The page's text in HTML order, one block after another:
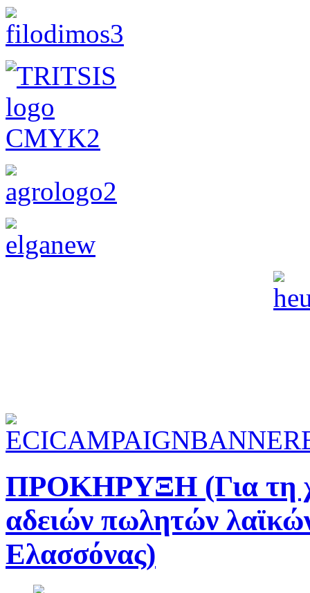
ΠΡΟΚΗΡΥΞΗ (Για τη
αδειών πωλητών
Ελασσόνας)